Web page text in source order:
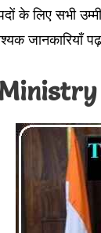
के लिए सभी
जानकारियाँ
Ministry